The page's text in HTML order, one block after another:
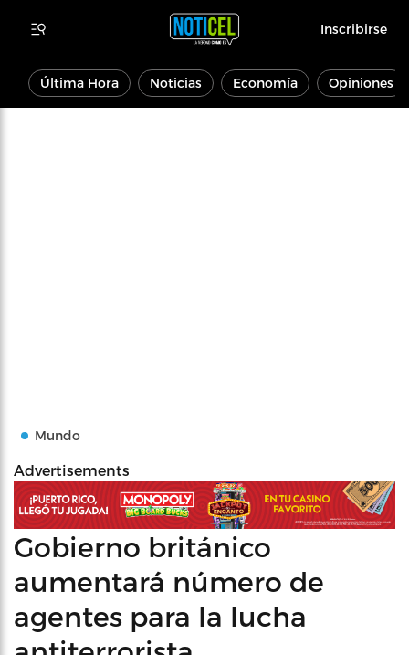
Inscribirse
Última Hora Noticias Economía Opiniones
Mundo
Advertisements
Gobierno británico
aumentará número de
agentes para la lucha